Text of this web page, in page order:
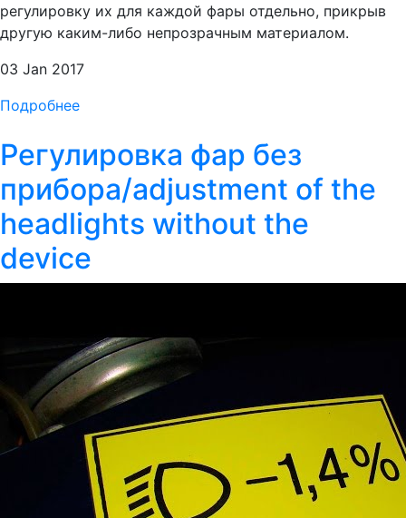
регулировку их для каждой фары отдельно, прикрыв
другую каким-либо непрозрачным материалом.
03 Jan 2017
Подробнее
Регулировка фар без
прибора/adjustment of the
headlights without the
device